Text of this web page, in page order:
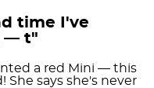
time I've
— t"
a red Mini — this
She says she's never